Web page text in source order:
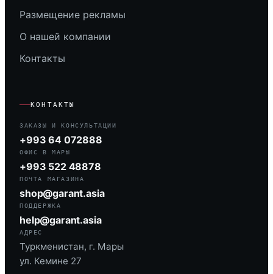
Размещение рекламы
О нашей компании
Контакты
КОНТАКТЫ
ЗАКАЗЫ И КОНСУЛЬТАЦИИ
+993 64 072888
ОФИС В МАРЫ
+993 522 48878
ПОЧТА МАГАЗИНА
shop@garant.asia
ПОДДЕРЖКА
help@garant.asia
АДРЕС
Туркменистан, г. Мары
ул. Кемине 27